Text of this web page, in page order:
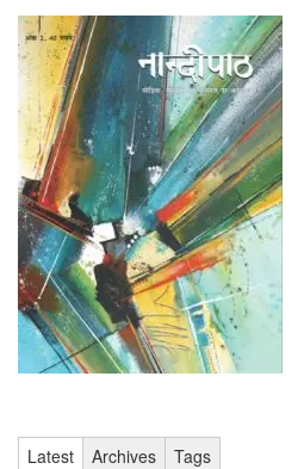
Latest Archives Tags